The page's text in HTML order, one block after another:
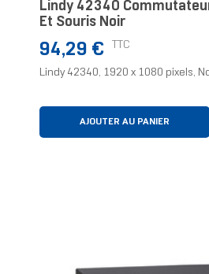
Lindy 42340
Et Souris Noir
Prix
94,29 € TTC
Lindy 42340, 1920 x 1080 pixels,
AJOUTER AU PANIER